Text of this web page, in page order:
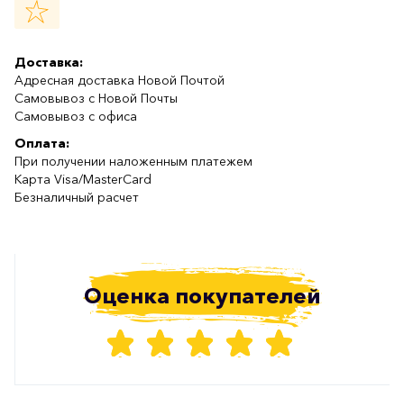
Доставка:
Адресная доставка Новой Почтой
Самовывоз с Новой Почты
Самовывоз с офиса
Оплата:
При получении наложенным платежем
Карта Visa/MasterCard
Безналичный расчет
Оценка покупателей